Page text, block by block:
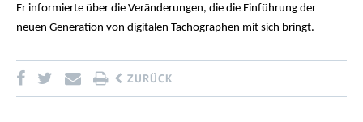
Er informierte über die Veränderungen, die die Einführung der
neuen Generation von digitalen Tachographen mit sich bringt.
ZURÜCK